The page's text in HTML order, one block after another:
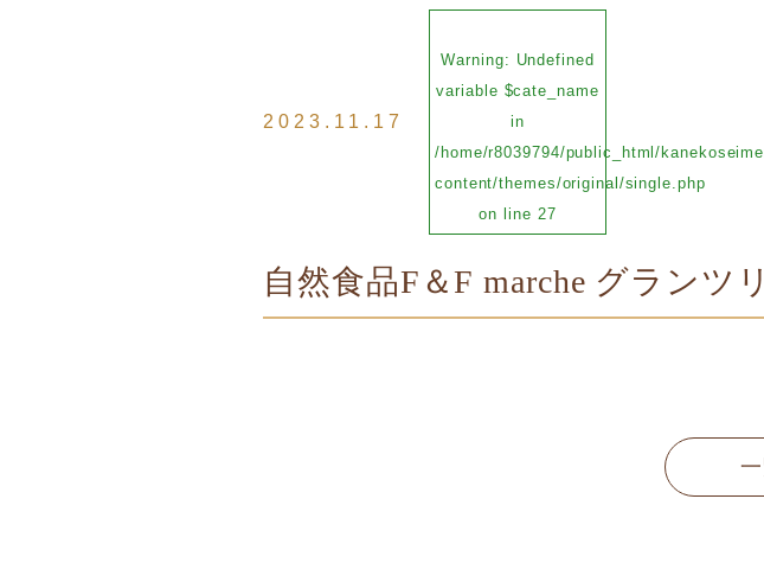
2023.11.17
Warning: Undefined
variable $cate_name
in
/home/r8039794/public_html/
content/themes/original/single.php
on line 27
自然食品F＆F marche グランツ